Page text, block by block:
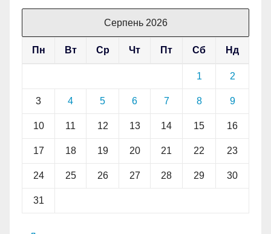
Серпень 2026
Пн Вт Ср Чт Пт Сб Нд
1 2
3 4 5 6 7 8 9
10 11 12 13 14 15 16
17 18 19 20 21 22 23
24 25 26 27 28 29 30
31